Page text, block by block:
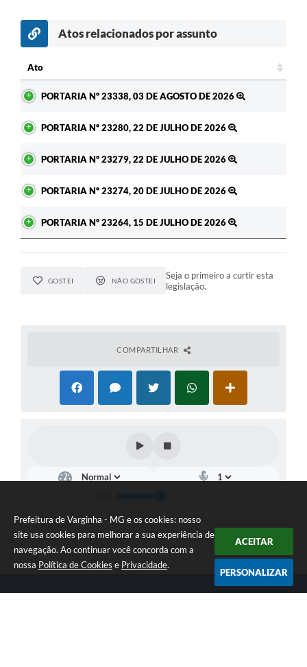
Prefeitura de Varginha - MG e os cookies: nosso
site usa cookies para melhorar a sua experiência de
navegação. Ao continuar você concorda com a
nossa Política de Cookies e Privacidade.
ACEITAR
PERSONALIZAR
Atos relacionados por assunto
Ato
PORTARIA Nº 23338, 03 DE AGOSTO DE 2026
PORTARIA Nº 23280, 22 DE JULHO DE 2026
PORTARIA Nº 23279, 22 DE JULHO DE 2026
PORTARIA Nº 23274, 20 DE JULHO DE 2026
PORTARIA Nº 23264, 15 DE JULHO DE 2026
GOSTEI NÃO GOSTEI
Seja o primeiro a curtir esta
legislação.
COMPARTILHAR